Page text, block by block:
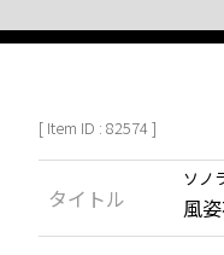
[ Item ID : 82574 ]
タイトル
ソノ
風